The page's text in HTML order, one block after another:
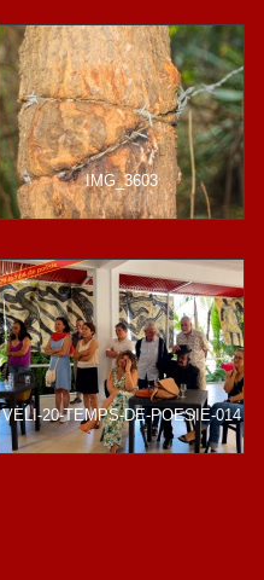
IMG_3603
VELI-20-TEMPS-DE-POESIE-014